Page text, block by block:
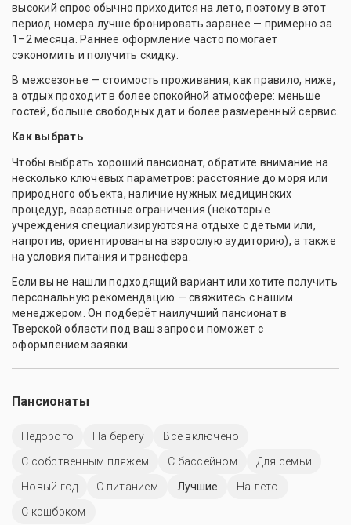
высокий спрос обычно приходится на лето, поэтому в этот
период номера лучше бронировать заранее — примерно за
1–2 месяца. Раннее оформление часто помогает
сэкономить и получить скидку.
В межсезонье — стоимость проживания, как правило, ниже,
а отдых проходит в более спокойной атмосфере: меньше
гостей, больше свободных дат и более размеренный сервис.
Как выбрать
Чтобы выбрать хороший пансионат, обратите внимание на
несколько ключевых параметров: расстояние до моря или
природного объекта, наличие нужных медицинских
процедур, возрастные ограничения (некоторые
учреждения специализируются на отдыхе с детьми или,
напротив, ориентированы на взрослую аудиторию), а также
на условия питания и трансфера.
Если вы не нашли подходящий вариант или хотите получить
персональную рекомендацию — свяжитесь с нашим
менеджером. Он подберёт наилучший пансионат в
Тверской области под ваш запрос и поможет с
оформлением заявки.
Пансионаты
Недорого На берегу
Всё включено
С собственным пляжем
C бассейном
Для семьи
Новый год
С питанием Лучшие
На лето
С кэшбэком